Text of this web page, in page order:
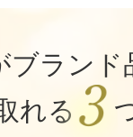
ブランド
れる